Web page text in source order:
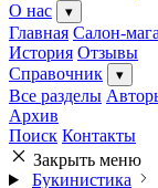
О нас
▾
Главная Салон-
История Отзывы
Справочник
▾
Все разделы
Архив
Поиск Контакты
Закрыть меню
Букинистика